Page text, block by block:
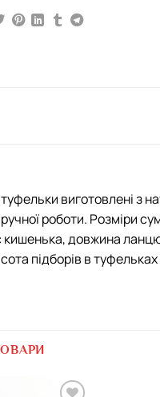
виготовлені з
роботи. Розміри
кишенька, довжина
підборів в туфельках